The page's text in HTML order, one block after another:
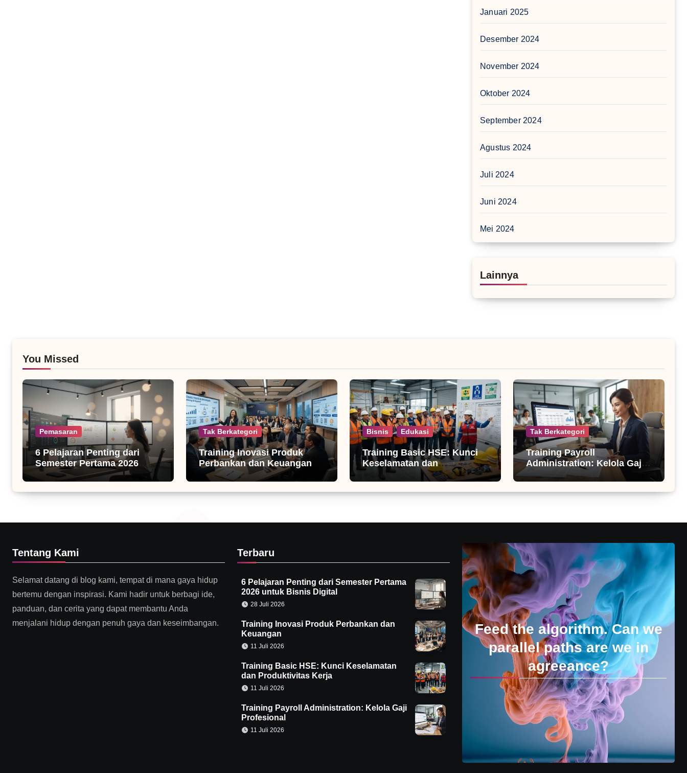
Januari 2025
Desember 2024
November 2024
Oktober 2024
September 2024
Agustus 2024
Juli 2024
Juni 2024
Mei 2024
Lainnya
You Missed
Pemasaran
6 Pelajaran Penting dari
Semester Pertama 2026
untuk Bisnis Digital
Tak Berkategori
Training Inovasi Produk
Perbankan dan Keuangan
Bisnis Edukasi
Training Basic HSE: Kunci
Keselamatan dan
Produktivitas Kerja
Tak Berkategori
Training Payroll
Administration: Kelola Gaji
Profesional
Tentang Kami
Selamat datang di blog kami, tempat di mana gaya hidup
bertemu dengan inspirasi. Kami hadir untuk berbagi ide,
panduan, dan cerita yang dapat membantu Anda
menjalani hidup dengan penuh gaya dan keseimbangan.
Terbaru
6 Pelajaran Penting dari Semester Pertama
2026 untuk Bisnis Digital
28 Juli 2026
Training Inovasi Produk Perbankan dan
Keuangan
11 Juli 2026
Training Basic HSE: Kunci Keselamatan
dan Produktivitas Kerja
11 Juli 2026
Training Payroll Administration: Kelola Gaji
Profesional
11 Juli 2026
Feed the algorithm. Can we
parallel paths are we in
agreeance?